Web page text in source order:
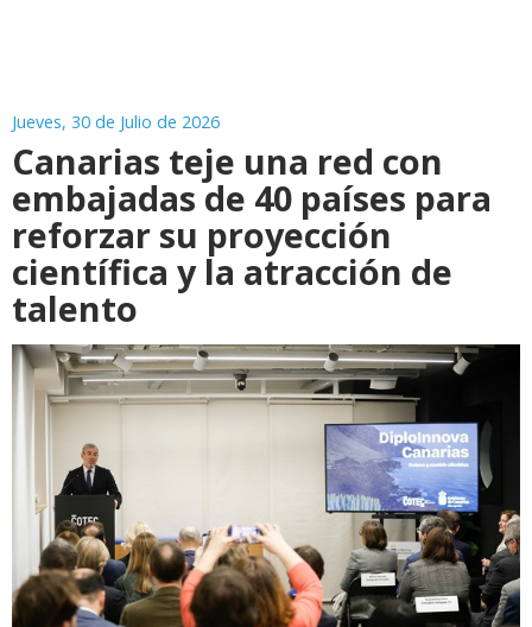
Jueves, 30 de Julio de 2026
Canarias teje una red con
embajadas de 40 países para
reforzar su proyección
científica y la atracción de
talento